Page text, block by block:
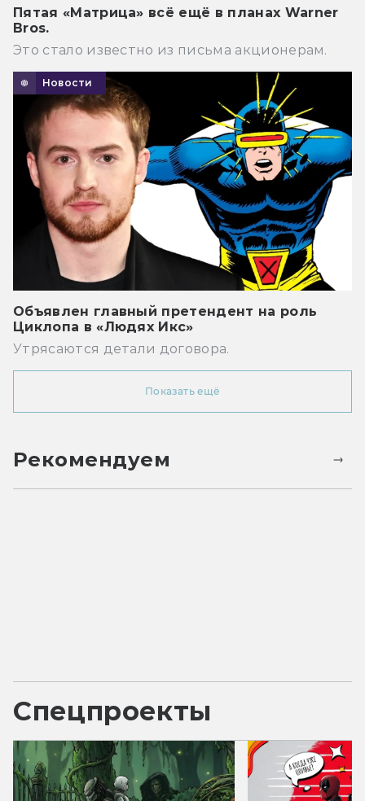
Пятая «Матрица» всё ещё в планах Warner
Bros.
Это стало известно из письма акционерам.
Новости
Объявлен главный претендент на роль
Циклопа в «Людях Икс»
Утрясаются детали договора.
Показать ещё
Рекомендуем
Спецпроекты